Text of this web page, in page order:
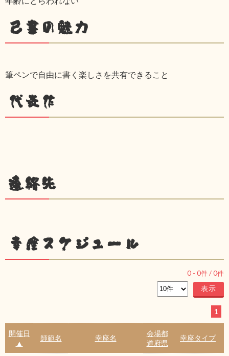
己書の魅力
筆ペンで自由に書く楽しさを共有できること
代表作
連絡先
幸座スケジュール
0 - 0件 /0件
1
開催日
▲
師範名 幸座名
会場都
道府県
幸座タイプ